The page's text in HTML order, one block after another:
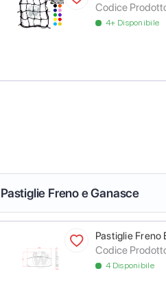
Codice
4+ Disponibile
Pastiglie Freno e Ganasce
Pastiglie Freno
Codice
4 Disponibile